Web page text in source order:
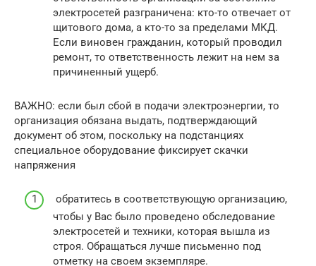
электросетей разграничена: кто-то отвечает от
щитового дома, а кто-то за пределами МКД.
Если виновен гражданин, который проводил
ремонт, то ответственность лежит на нем за
причиненный ущерб.
ВАЖНО: если был сбой в подачи электроэнергии, то
организация обязана выдать, подтверждающий
документ об этом, поскольку на подстанциях
специальное оборудование фиксирует скачки
напряжения
обратитесь в соответствующую организацию,
чтобы у Вас было проведено обследование
электросетей и техники, которая вышла из
строя. Обращаться лучше письменно под
отметку на своем экземпляре.